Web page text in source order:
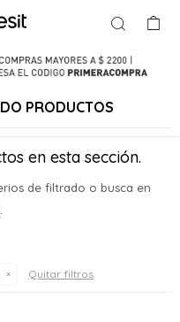
PRODUCTOS
en esta sección.
de filtrado o busca en
Quitar filtros